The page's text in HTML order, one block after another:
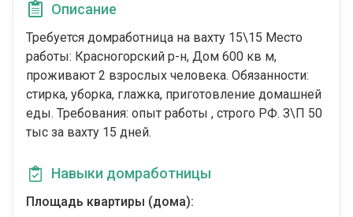
Описание
Требуется домработница на вахту 15\15 Место
работы: Красногорский р-н, Дом 600 кв м,
проживают 2 взрослых человека. Обязанности:
стирка, уборка, глажка, приготовление домашней
еды. Требования: опыт работы , строго РФ. З\П 50
тыс за вахту 15 дней.
Навыки домработницы
Площадь квартиры (дома):